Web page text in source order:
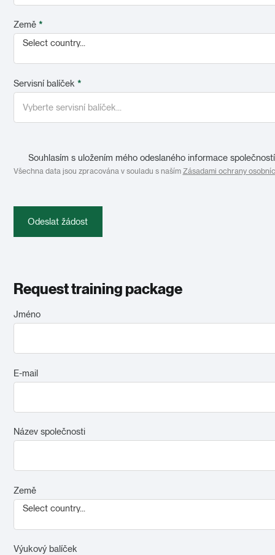
Země *
Select country...
Servisní balíček *
Souhlasím s uložením mého odeslaného informace
Všechna data jsou zpracována v souladu s naším Zásadami ochrany
Odeslat žádost
Request training package
Jméno
E-mail
Název společnosti
Země
Select country...
Výukový balíček